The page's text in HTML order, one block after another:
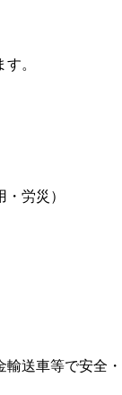
。
労災）
送車等で安全・